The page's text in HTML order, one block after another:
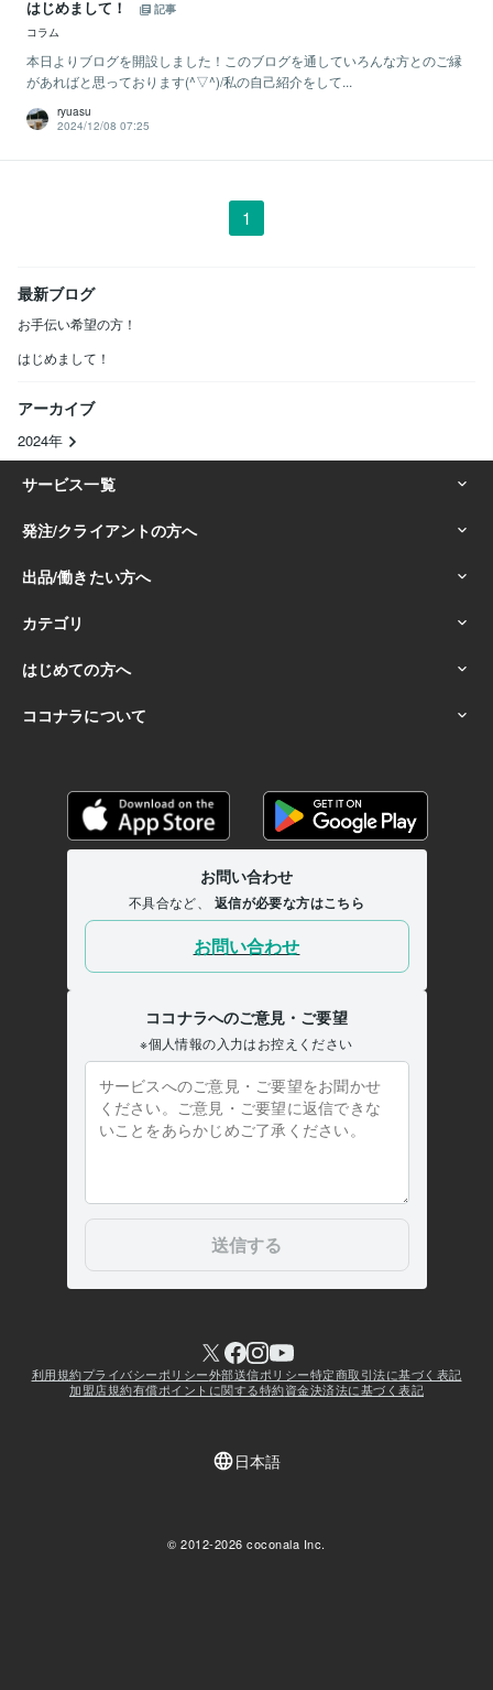
はじめまして！
記事
コラム
本日よりブログを開設しました！このブログを通していろんな方とのご縁
があればと思っております(^▽^)/私の自己紹介をして...
ryuasu
2024/12/08 07:25
1
最新ブログ
お手伝い希望の方！
はじめまして！
アーカイブ
2024年